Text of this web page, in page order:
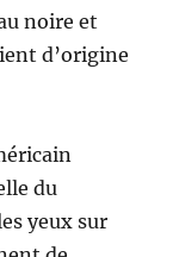
noire et
d’origine
du
yeux sur